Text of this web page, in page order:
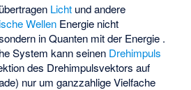
Licht und andere
Wellen Energie nicht
in Quanten mit der Energie .
System kann seinen Drehimpuls
des Drehimpulsvektors auf
nur um ganzzahlige Vielfache